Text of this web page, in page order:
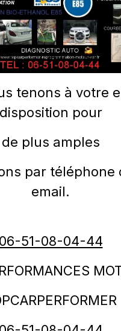
DE VENTE
Twitter
tenons à votre
disposition pour
de plus amples
par téléphone
email.
06-51-08-04-44